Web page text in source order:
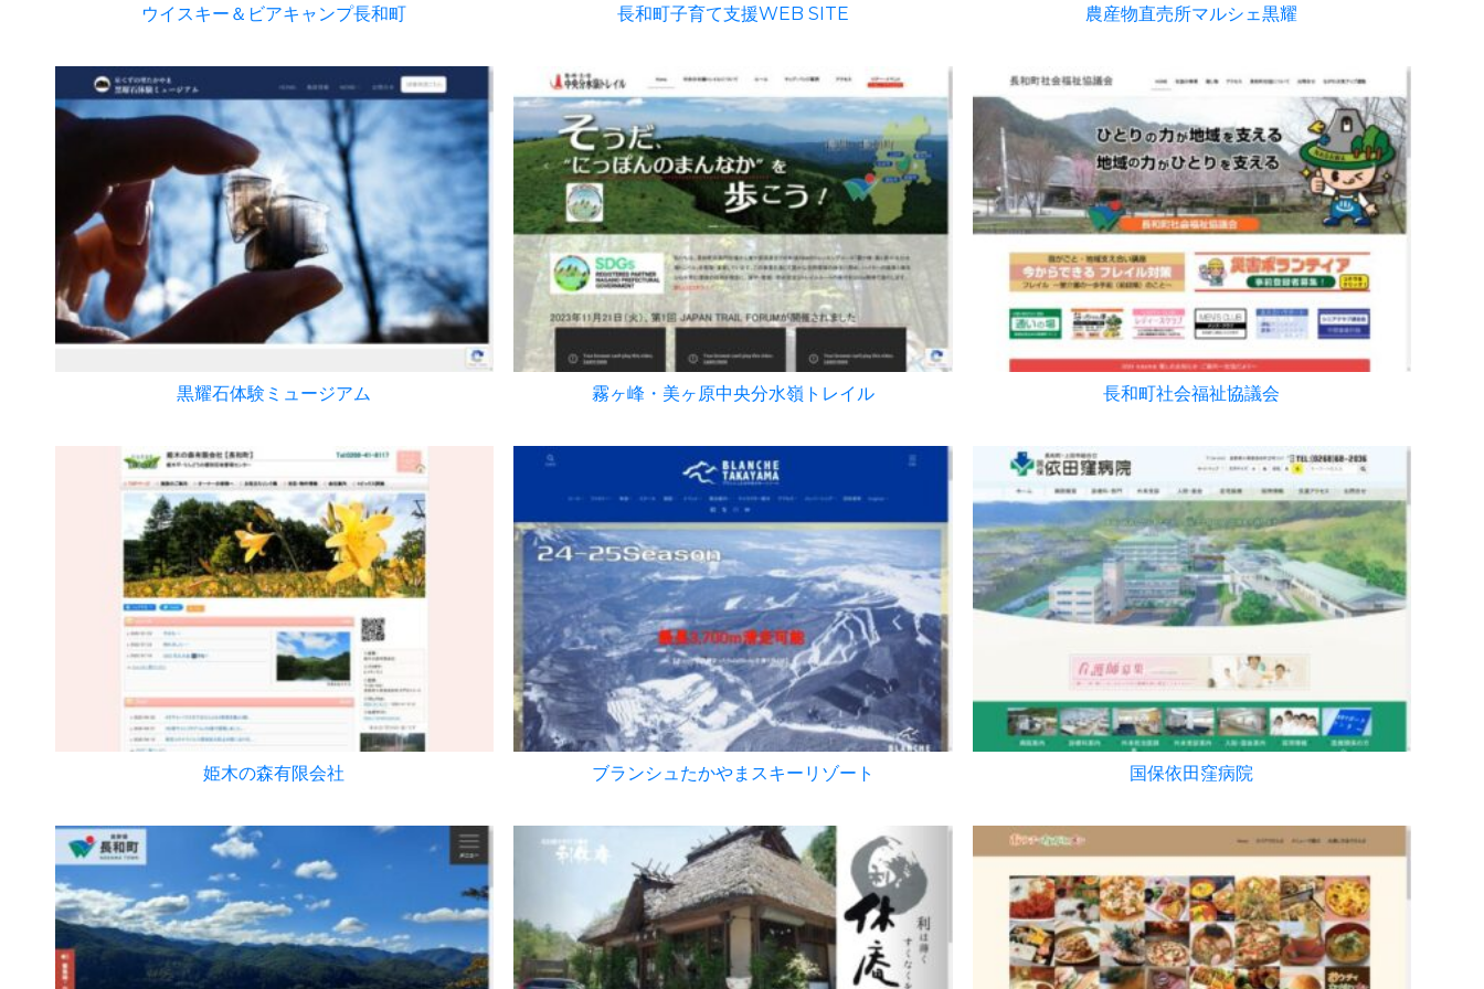
ウイスキー＆ビアキャンプ長和町 長和町子育て支援WEB SITE 農産物直売所マルシェ黒耀
黒耀石体験ミュージアム 霧ヶ峰・美ヶ原中央分水嶺トレイル 長和町社会福祉協議会
姫木の森有限会社 ブランシュたかやまスキーリゾート 国保依田窪病院